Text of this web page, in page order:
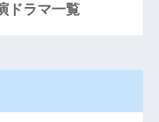
ドラマ一覧